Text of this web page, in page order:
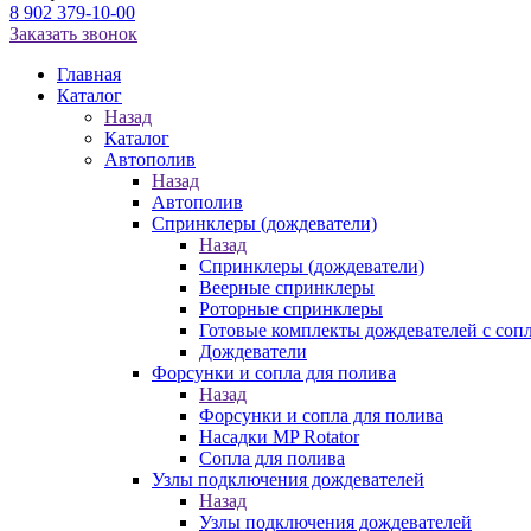
8 902 379-10-00
Заказать звонок
Главная
Каталог
Назад
Каталог
Автополив
Назад
Автополив
Спринклеры (дождеватели)
Назад
Спринклеры (дождеватели)
Веерные спринклеры
Роторные спринклеры
Готовые комплекты дождевателей с
Дождеватели
Форсунки и сопла для полива
Назад
Форсунки и сопла для полива
Насадки MP Rotator
Сопла для полива
Узлы подключения дождевателей
Назад
Узлы подключения дождевателей